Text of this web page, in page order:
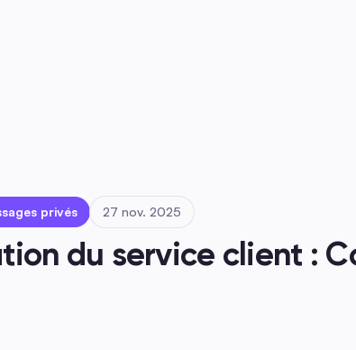
privés 27 nov. 2025
du service client :